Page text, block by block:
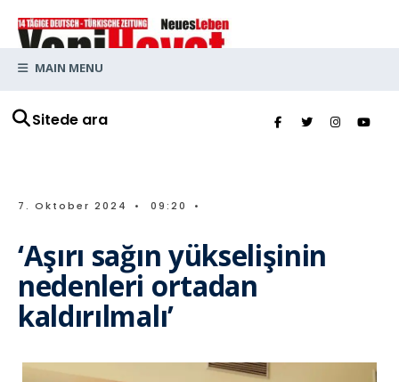
Sitede ara
MAIN MENU
7. Oktober 2024 • 09:20 •
‘Aşırı sağın yükselişinin
nedenleri ortadan
kaldırılmalı’